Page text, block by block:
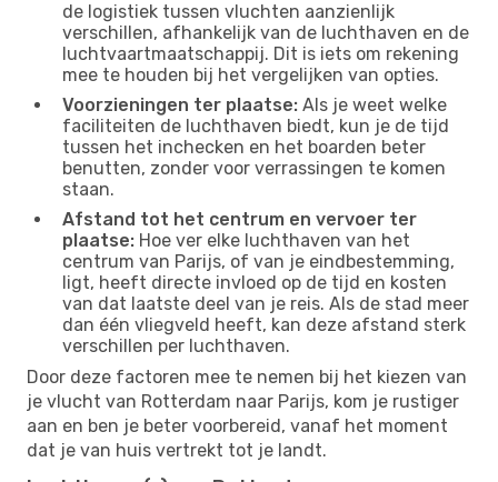
de logistiek tussen vluchten aanzienlijk
verschillen, afhankelijk van de luchthaven en de
luchtvaartmaatschappij. Dit is iets om rekening
mee te houden bij het vergelijken van opties.
Voorzieningen ter plaatse: Als je weet welke
faciliteiten de luchthaven biedt, kun je de tijd
tussen het inchecken en het boarden beter
benutten, zonder voor verrassingen te komen
staan.
Afstand tot het centrum en vervoer ter
plaatse: Hoe ver elke luchthaven van het
centrum van Parijs, of van je eindbestemming,
ligt, heeft directe invloed op de tijd en kosten
van dat laatste deel van je reis. Als de stad meer
dan één vliegveld heeft, kan deze afstand sterk
verschillen per luchthaven.
Door deze factoren mee te nemen bij het kiezen van
je vlucht van Rotterdam naar Parijs, kom je rustiger
aan en ben je beter voorbereid, vanaf het moment
dat je van huis vertrekt tot je landt.